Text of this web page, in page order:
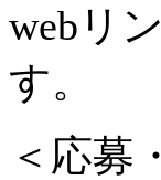
webリ
す。
＜応募